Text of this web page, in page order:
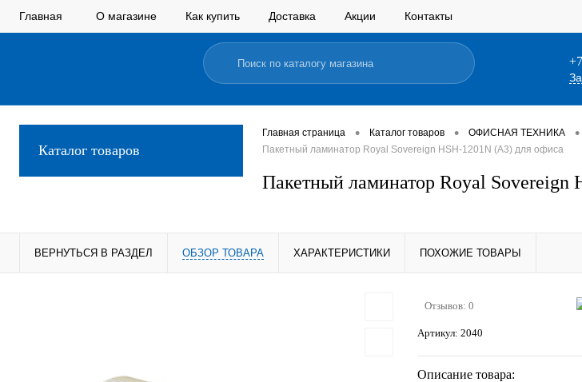
Главная О магазине Как купить Доставка Акции Контакты
Каталог товаров
Главная страница • Каталог товаров • ОФИСНАЯ ТЕХНИКА •
Пакетный ламинатор Royal Sovereign HSH-1201N (А3) для офиса
Пакетный ламинатор Royal Sovereign
ВЕРНУТЬСЯ В РАЗДЕЛ ОБЗОР ТОВАРА ХАРАКТЕРИСТИКИ ПОХОЖИЕ ТОВАРЫ
Отзывов: 0
Артикул: 2040
Описание товара: